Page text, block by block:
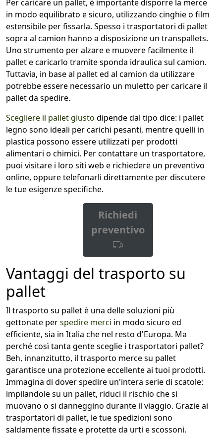
Per caricare un pallet, è importante disporre la merce
in modo equilibrato e sicuro, utilizzando cinghie o film
estensibile per fissarla. Spesso i trasportatori di pallet
sopra al camion hanno a disposizione un transpallets.
Uno strumento per alzare e muovere facilmente il
pallet e caricarlo tramite sponda idraulica sul camion.
Tuttavia, in base al pallet ed al camion da utilizzare
potrebbe essere necessario un muletto per caricare il
pallet da spedire.
Scegliere il pallet giusto dipende dal tipo dice: i pallet
legno sono ideali per carichi pesanti, mentre quelli in
plastica possono essere utilizzati per prodotti
alimentari o chimici. Per contattare un trasportatore,
puoi visitare i loro siti web e richiedere un preventivo
online, oppure telefonarli direttamente per discutere
le tue esigenze specifiche.
Richiedi
preventivo
Vantaggi del trasporto su
pallet
Il trasporto su pallet è una delle soluzioni più
gettonate perspedire merci in modo sicuro ed
efficiente, sia in Italia che nel resto d'Europa. Ma
perché così tanta gente sceglie i trasportatori pallet?
Beh, innanzitutto, il trasporto merce su pallet
garantisce una protezione eccellente ai tuoi prodotti.
Immagina di dover spedire un'intera serie di scatole:
impilandole su un pallet, riduci il rischio che si
muovano o si danneggino durante il viaggio. Grazie ai
trasportatori di pallet, le tue spedizioni sono
saldamente fissate e protette da urti e scossoni.